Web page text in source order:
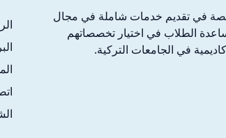
في تقديم خدمات شاملة في مجال
الطلاب في اختيار تخصصاتهم
في الجامعات التركية.